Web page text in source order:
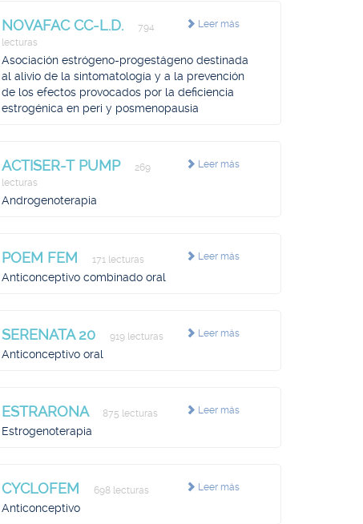
Leer más
NOVAFAC CC-L.D.
794
lecturas
Asociación estrógeno-progestágeno destinada
al alivio de la sintomatología y a la prevención
de los efectos provocados por la deficiencia
estrogénica en peri y posmenopausia
Leer más
ACTISER-T PUMP
269
lecturas
Androgenoterapia
Leer más
POEM FEM 171 lecturas
Anticonceptivo combinado oral
Leer más
SERENATA 20 919 lecturas
Anticonceptivo oral
Leer más
ESTRARONA 875 lecturas
Estrogenoterapia
Leer más
CYCLOFEM 698 lecturas
Anticonceptivo